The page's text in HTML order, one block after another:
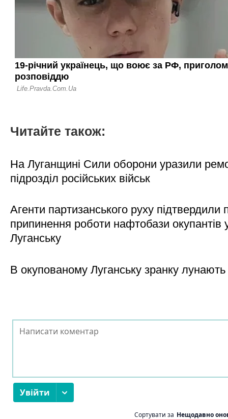
Читайте також:
На Луганщині Сили оборони уразили
підрозділ російських військ
Агенти партизанського руху підтвердили
припинення роботи нафтобази окупантів
Луганську
В окупованому Луганську зранку